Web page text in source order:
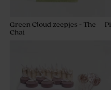
Green Cloud zeepjes - The
Chai